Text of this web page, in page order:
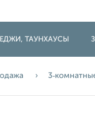
ТАУНХАУСЫ